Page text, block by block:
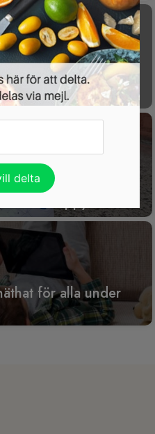
gratisappen
för alla under